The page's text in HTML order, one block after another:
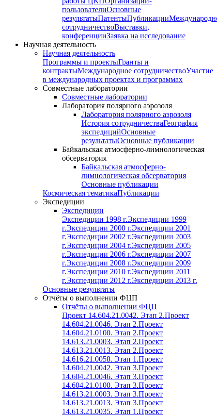
пользователиОсновные
результатыПатентыПубликации
сотрудничествоВыставки,
конференцииЗаявка на исследование
Научная деятельность
Научная деятельность
Программы и проектыГранты и
контрактыМеждународное сотрудничествоУчастие
в международных проектах и программах
Совместные лаборатории
Совместные лаборатории
Лаборатория полярного аэрозоля
Лаборатория полярного аэрозоля
История сотрудничестваГеография
экспедицийОсновные
результатыОсновные публикации
Байкальская атмосферно-лимнологическая
обсерватория
Байкальская атмосферно-
лимнологическая обсерватория
Основные публикации
Космическая тематикаПубликации
Экспедиции
Экспедиции
Экспедиции 1998 г.Экспедиции 1999
г.Экспедиции 2000 г.Экспедиции 2001
г.Экспедиции 2002 г.Экспедиции 2003
г.Экспедиции 2004 г.Экспедиции 2005
г.Экспедиции 2006 г.Экспедиции 2007
г.Экспедиции 2008 г.Экспедиции 2009
г.Экспедиции 2010 г.Экспедиции 2011
г.Экспедиции 2012 г.Экспедиции 2013 г.
Основные результаты
Отчёты о выполнении ФЦП
Отчёты о выполнении ФЦП
Проект 14.604.21.0042. Этап 2.Проект
14.604.21.0046. Этап 2.Проект
14.604.21.0100. Этап 2.Проект
14.613.21.0003. Этап 2.Проект
14.613.21.0013. Этап 2.Проект
14.616.21.0058. Этап 1.Проект
14.604.21.0042. Этап 3.Проект
14.604.21.0046. Этап 3.Проект
14.604.21.0100. Этап 3.Проект
14.613.21.0003. Этап 3.Проект
14.613.21.0013. Этап 3.Проект
14.613.21.0035. Этап 1.Проект